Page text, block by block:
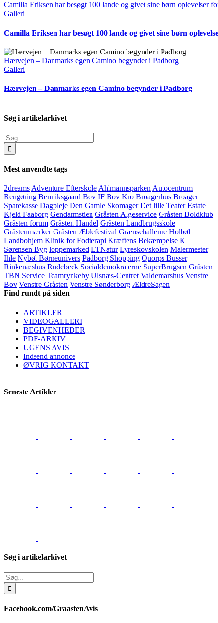
Camilla Eriksen har besøgt 100 lande og givet sine børn oplevelser
Galleri
Camilla Eriksen har besøgt 100 lande og givet sine børn
Hærvejen – Danmarks egen Camino begynder i Padborg
Galleri
Hærvejen – Danmarks egen Camino begynder i Padborg
Søg i artikelarkivet
Søg
efter:
Mest anvendte tags
2dreamsAdventure EfterskoleAhlmannsparkenAutocentrum
Rengøring Benniksgaard Bov IF Bov Kro Broagerhus Broager
Sparekasse Dagpleje Den Gamle Skomager Det lille Teater Estate
Kjeld Faaborg Gendarmstien Gråsten Algeservice Gråsten Boldklub
Gråsten forum Gråsten Handel Gråsten Landbrugsskole
Gråstenmærker Gråsten Æblefestival Grænsehallerne Holbøl
Landbohjem Klinik for Fodterapi Kræftens Bekæmpelse K
Sørensen Byg loppemarked LTNatur Lyreskovskolen Malermester
Ihle Nybøl Børneunivers Padborg Shopping Quorps Busser
Rinkenæshus Rudebeck Socialdemokraterne SuperBrugsen Gråsten
TBN Service Teamrynkeby Ulsnæs-Centret Valdemarshus Venstre
Bov Venstre Gråsten Venstre Sønderborg ÆldreSagen
Find rundt på siden
ARTIKLER
VIDEOGALLERI
BEGIVENHEDER
PDF-ARKIV
UGENS AVIS
Indsend annonce
ØVRIG KONTAKT
Seneste Artikler
Søg i artikelarkivet
Søg
efter:
Facebook.com/GraastenAvis